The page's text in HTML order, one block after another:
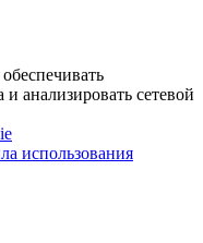
анализировать сетевой
использования